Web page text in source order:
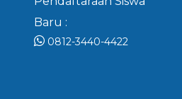
Baru :
0812-3440-4422